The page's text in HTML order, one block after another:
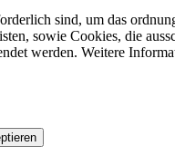
sind, um das
sowie Cookies, die
werden. Weitere